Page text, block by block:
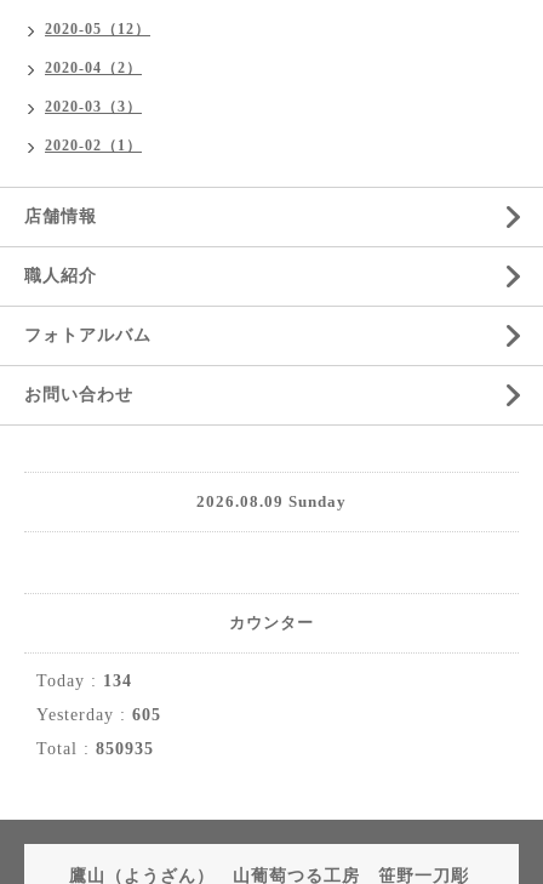
2020-05（12）
2020-04（2）
2020-03（3）
2020-02（1）
店舗情報
職人紹介
フォトアルバム
お問い合わせ
2026.08.09 Sunday
カウンター
Today : 134
Yesterday : 605
Total : 850935
鷹山（ようざん） 山葡萄つる工房 笹野一刀彫